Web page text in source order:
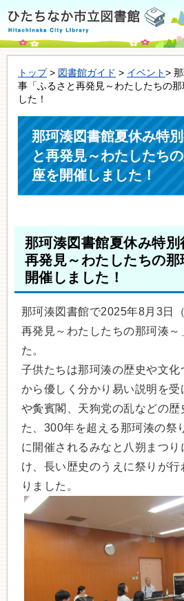
トップ> 図書館ガイド > イベント >
事「ふるさと再発見～わたしたちの
した！
那珂湊図書館夏休み特
と再発見～わたしたち
座を開催しました！
那珂湊図書館夏休み特別
再発見～わたしたちの
開催しました！
那珂湊図書館で2025年8月3日
再発見～わたしたちの那珂湊～
た。
子供たちは那珂湊の歴史や文
から優しく分かり易い説明を
や夤賓閣、天狗党の乱などの歴
た、300年を超える那珂湊の祭
に開催されるみなと八朔まつ
け、長い歴史のうえに祭りが
りました。